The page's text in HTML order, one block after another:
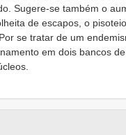
Sugere-se também o
de escapos, o
se tratar de um
em dois bancos